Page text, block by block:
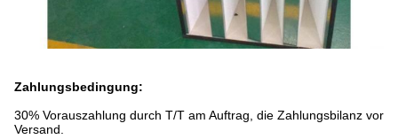
Zahlungsbedingung:
30% Vorauszahlung durch T/T am Auftrag, die Zahlungsbilanz vor
Versand.